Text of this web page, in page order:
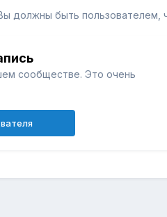
должны быть пользователем,
сообществе. Это очень